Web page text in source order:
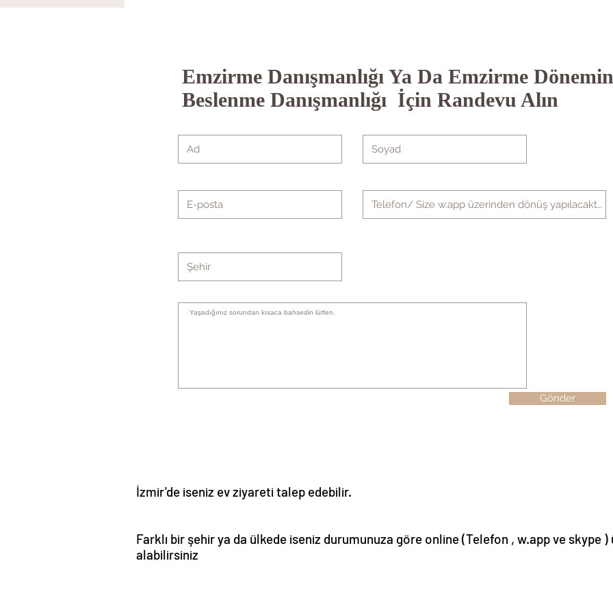
Emzirme Danışmanlığı Ya Da Emzirme
Beslenme Danışmanlığı İçin Randevu Alın
Gönder
İzmir'de iseniz ev ziyareti talep edebilir.
Farklı bir şehir ya da ülkede iseniz durumunuza göre online (Telefon , w.app ve skype )
alabilirsiniz